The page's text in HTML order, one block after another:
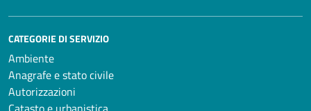
CATEGORIE DI SERVIZIO
Ambiente
Anagrafe e stato civile
Autorizzazioni